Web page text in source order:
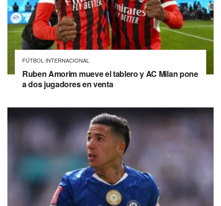
FÚTBOL INTERNACIONAL
Ruben Amorim mueve el tablero y AC Milan pone
a dos jugadores en venta